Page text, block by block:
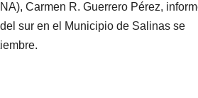
Carmen R. Guerrero Pérez,
sur en el Municipio de Salinas se